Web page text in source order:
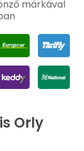
márkával
Orly